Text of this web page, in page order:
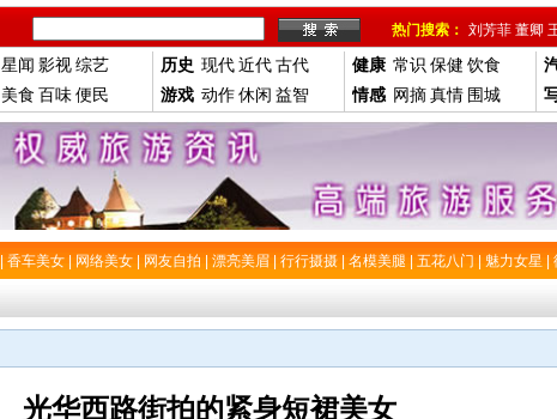
热门搜索： 刘芳菲 董卿
星闻 影视综艺
美食 百味便民
历史 现代近代古代
游戏 动作休闲 益智
健康 常识 保健 饮食
情感 网摘真情 围城
香车美女 网络美女 网友自拍 漂亮美眉 行行摄摄 名模美腿 五花八门 魅力女星
光华西路街拍的紧身短裙美女